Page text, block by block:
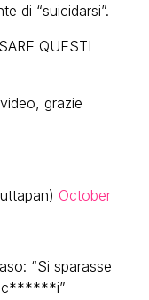
di “suicidarsi”.
QUESTI
grazie
October
“Si sparasse
c******i”